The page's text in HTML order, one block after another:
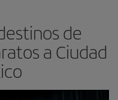
de
a Ciudad